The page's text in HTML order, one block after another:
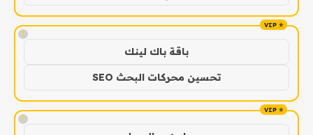
!
باقة باك لينك
تحسين محركات البحث SEO
!